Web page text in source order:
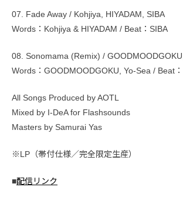
07. Fade Away / Kohjiya, HIYADAM, SIBA
Words：Kohjiya & HIYADAM / Beat：SIBA
08. Sonomama (Remix) /
Words：GOODMOODGOKU, Yo-Sea / Beat
All Songs Produced by AOTL
Mixed by I-DeA for Flashsounds
Masters by Samurai Yas
※LP（帯付仕様／完全限定生産）
■配信リンク